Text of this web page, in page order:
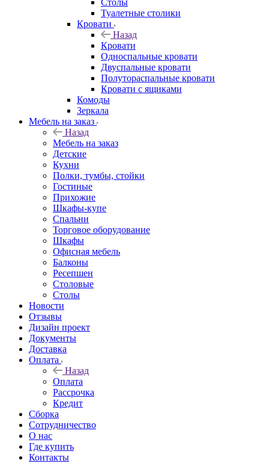
Столы
Туалетные столики
Кровати
Назад
Кровати
Односпальные кровати
Двуспальные кровати
Полутораспальные кровати
Кровати с ящиками
Комоды
Зеркала
Мебель на заказ
Назад
Мебель на заказ
Детские
Кухни
Полки, тумбы, стойки
Гостиные
Прихожие
Шкафы-купе
Спальни
Торговое оборудование
Шкафы
Офисная мебель
Балконы
Ресепшен
Столовые
Столы
Новости
Отзывы
Дизайн проект
Документы
Доставка
Оплата
Назад
Оплата
Рассрочка
Кредит
Сборка
Сотрудничество
О нас
Где купить
Контакты